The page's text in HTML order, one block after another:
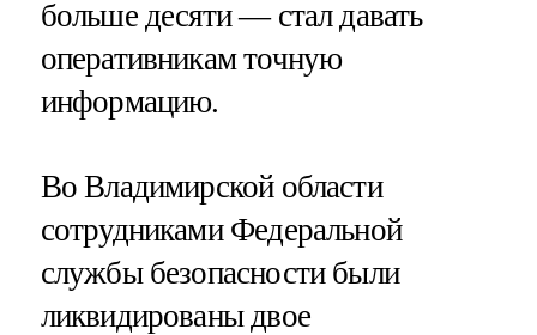
больше десяти — стал давать
оперативникам точную
информацию.
Во Владимирской области
сотрудниками Федеральной
службы безопасности были
ликвидированы двое